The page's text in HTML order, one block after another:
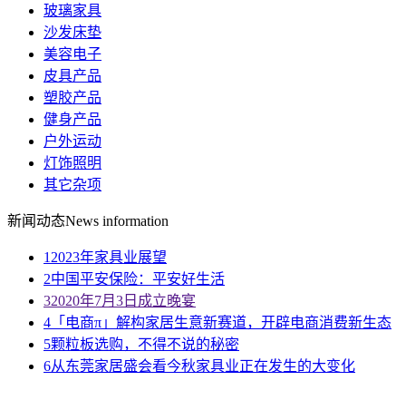
玻璃家具
沙发床垫
美容电子
皮具产品
塑胶产品
健身产品
户外运动
灯饰照明
其它杂项
新闻动态News information
1 2023年家具业展望
2中国平安保险：平安好生活
32020年7月3日成立晚宴
4 「电商π」解构家居生意新赛道，开辟电商消费新生态
5颗粒板选购，不得不说的秘密
6从东莞家居盛会看今秋家具业正在发生的大变化